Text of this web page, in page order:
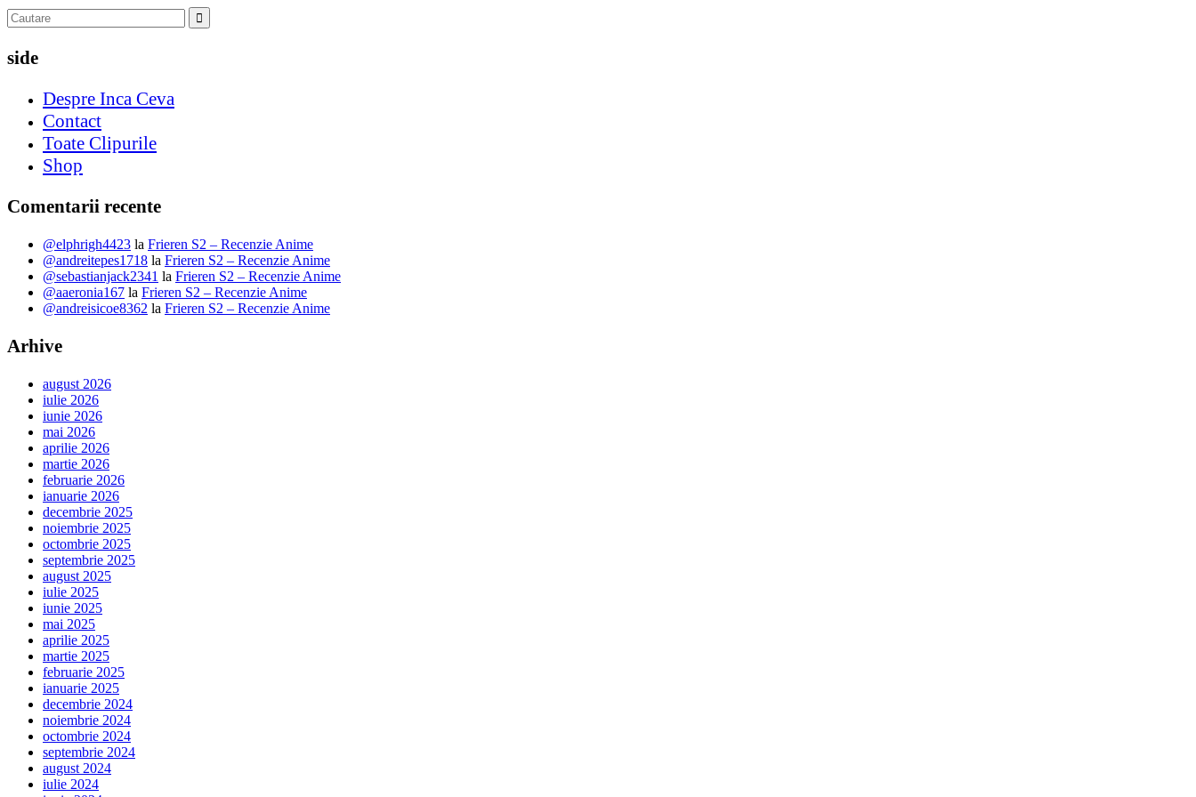
side
Despre Inca Ceva
Contact
Toate Clipurile
Shop
Comentarii recente
@elphrigh4423 la Frieren S2 – Recenzie Anime
@andreitepes1718 la Frieren S2 – Recenzie Anime
@sebastianjack2341 la Frieren S2 – Recenzie Anime
@aaeronia167 la Frieren S2 – Recenzie Anime
@andreisicoe8362 la Frieren S2 – Recenzie Anime
Arhive
august 2026
iulie 2026
iunie 2026
mai 2026
aprilie 2026
martie 2026
februarie 2026
ianuarie 2026
decembrie 2025
noiembrie 2025
octombrie 2025
septembrie 2025
august 2025
iulie 2025
iunie 2025
mai 2025
aprilie 2025
martie 2025
februarie 2025
ianuarie 2025
decembrie 2024
noiembrie 2024
octombrie 2024
septembrie 2024
august 2024
iulie 2024